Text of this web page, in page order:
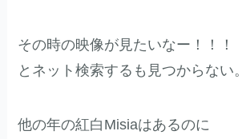
その時の映像が見たいなー！！！
とネット検索するも見つからない。
他の年の紅白Misiaはあるのに